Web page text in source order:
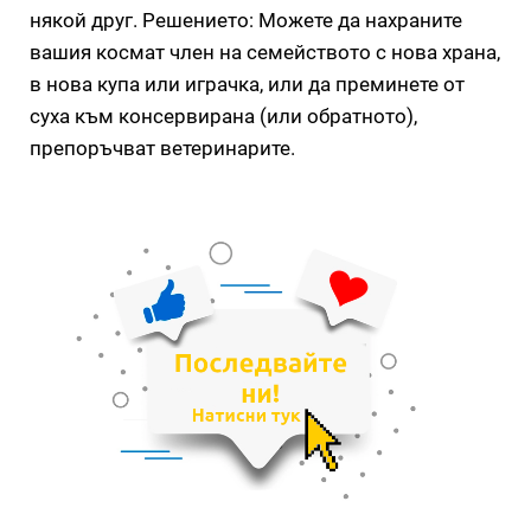
някой друг. Решението: Можете да нахраните
вашия космат член на семейството с нова храна,
в нова купа или играчка, или да преминете от
суха към консервирана (или обратното),
препоръчват ветеринарите.